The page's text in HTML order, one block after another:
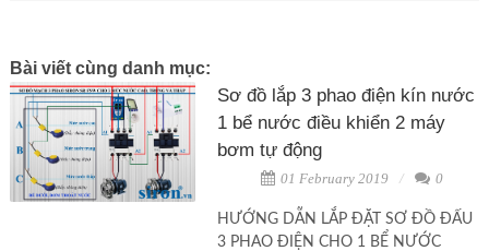
Bài viết cùng danh mục:
Sơ đồ lắp 3 phao điện kín nước
1 bể nước điều khiển 2 máy
bơm tự động
01 February 2019 0
HƯỚNG DẪN LẮP ĐẶT SƠ ĐỒ ĐẤU
3 PHAO ĐIỆN CHO 1 BỂ NƯỚC